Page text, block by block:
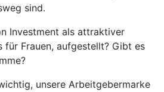
sind.
als attraktiver
für Frauen, aufgestellt? Gibt es
unsere Arbeitgebermarke